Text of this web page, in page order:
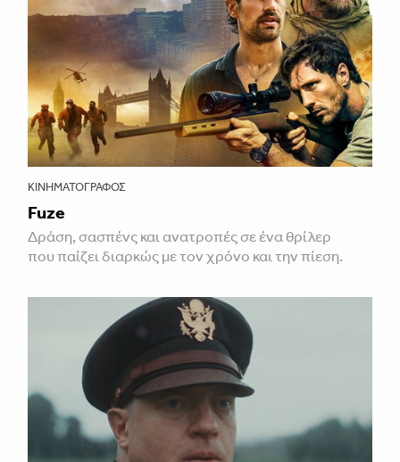
ΚΙΝΗΜΑΤΟΓΡΆΦΟΣ
Fuze
Δράση, σασπένς και ανατροπές σε ένα θρίλερ
που παίζει διαρκώς με τον χρόνο και την πίεση.